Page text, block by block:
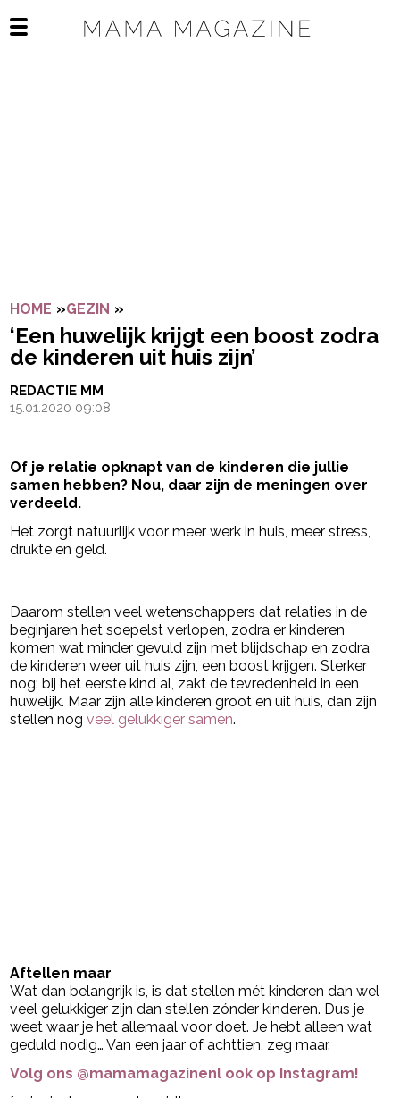
Open het mobiele menu
HOME »GEZIN »
‘Een huwelijk krijgt een boost zodra
de kinderen uit huis zijn’
REDACTIE MM
15.01.2020 09:08
Of je relatie opknapt van de kinderen die jullie
samen hebben? Nou, daar zijn de meningen over
verdeeld.
Het zorgt natuurlijk voor meer werk in huis, meer stress,
drukte en geld.
Daarom stellen veel wetenschappers dat relaties in de
beginjaren het soepelst verlopen, zodra er kinderen
komen wat minder gevuld zijn met blijdschap en zodra
de kinderen weer uit huis zijn, een boost krijgen. Sterker
nog: bij het eerste kind al, zakt de tevredenheid in een
huwelijk. Maar zijn alle kinderen groot en uit huis, dan zijn
stellen nogveel gelukkiger samen.
Aftellen maar
Wat dan belangrijk is, is dat stellen mét kinderen dan wel
veel gelukkiger zijn dan stellen zónder kinderen. Dus je
weet waar je het allemaal voor doet. Je hebt alleen wat
geduld nodig… Van een jaar of achttien, zeg maar.
Volg ons @mamamagazinenl ook op Instagram!